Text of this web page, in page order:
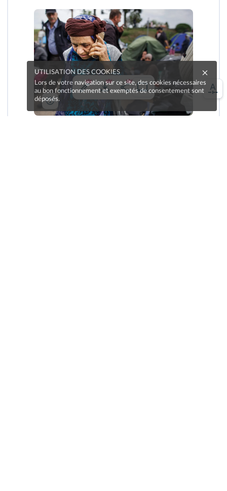
Carsten Koall/Getty
UTILISATION DES COOKIES
Lors de votre navigation sur ce site, des cookies nécessaires
au bon fonctionnement et exemptés de consentement sont
déposés.